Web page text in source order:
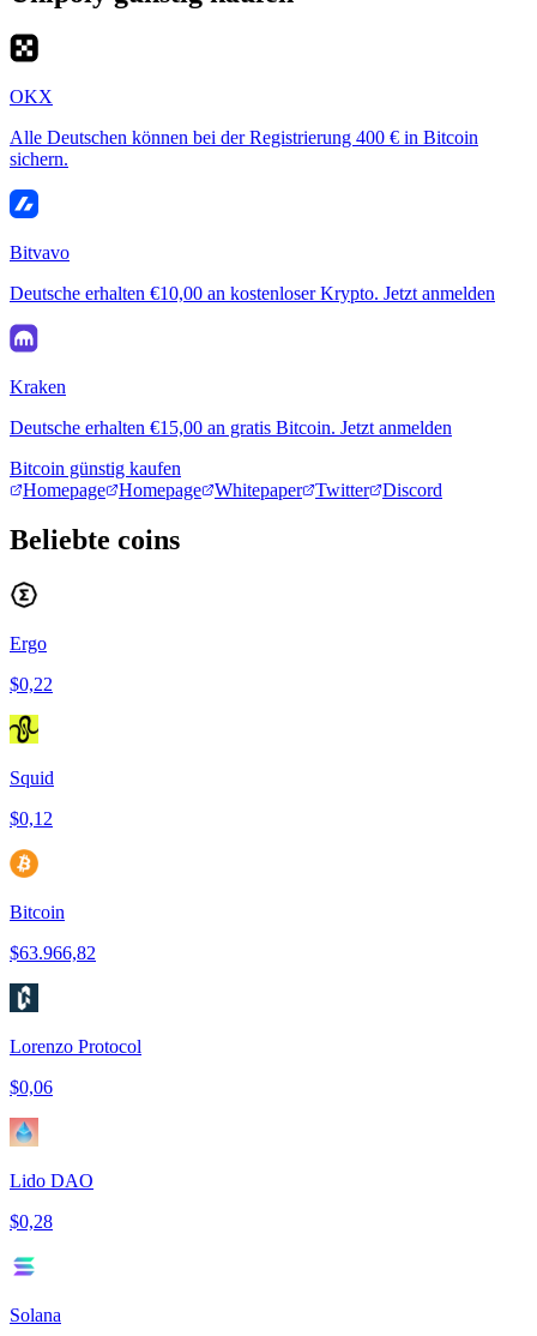
OKX
Alle Deutschen können bei der Registrierung 400 € in Bitcoin
sichern.
Bitvavo
Deutsche erhalten €10,00 an kostenloser Krypto. Jetzt anmelden
Kraken
Deutsche erhalten €15,00 an gratis Bitcoin. Jetzt anmelden
Bitcoin günstig kaufen
Homepage
Homepage Whitepaper Twitter Discord
Beliebte coins
Ergo
$0,22
Squid
$0,12
Bitcoin
$63.966,82
Lorenzo Protocol
$0,06
Lido DAO
$0,28
Solana